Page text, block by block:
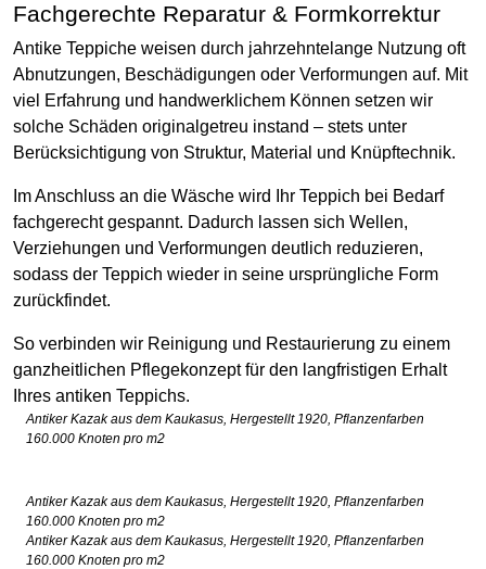
Fachgerechte Reparatur & Formkorrektur
Antike Teppiche weisen durch jahrzehntelange Nutzung oft
Abnutzungen, Beschädigungen oder Verformungen auf. Mit
viel Erfahrung und handwerklichem Können setzen wir
solche Schäden originalgetreu instand – stets unter
Berücksichtigung von Struktur, Material und Knüpftechnik.
Im Anschluss an die Wäsche wird Ihr Teppich bei Bedarf
fachgerecht gespannt. Dadurch lassen sich Wellen,
Verziehungen und Verformungen deutlich reduzieren,
sodass der Teppich wieder in seine ursprüngliche Form
zurückfindet.
So verbinden wir Reinigung und Restaurierung zu einem
ganzheitlichen Pflegekonzept für den langfristigen Erhalt
Ihres antiken Teppichs.
Antiker Kazak aus dem Kaukasus, Hergestellt 1920, Pflanzenfarben
160.000 Knoten pro m2
Antiker Kazak aus dem Kaukasus, Hergestellt 1920, Pflanzenfarben
160.000 Knoten pro m2
Antiker Kazak aus dem Kaukasus, Hergestellt 1920, Pflanzenfarben
160.000 Knoten pro m2